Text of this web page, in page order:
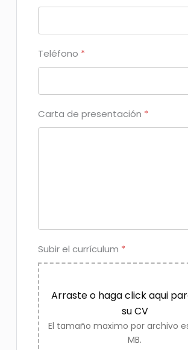
Teléfono *
Carta de presentación *
Subir el currículum *
Arraste o haga click aqui
su CV
El tamaño maximo por archivo
MB.